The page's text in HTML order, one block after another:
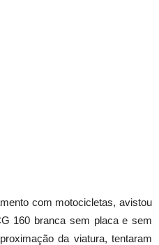
com motocicletas, avistou
160 branca sem placa e sem
da viatura, tentaram